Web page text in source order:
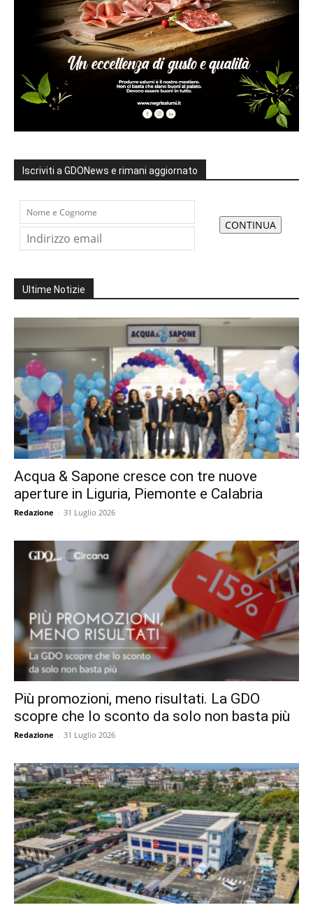
Iscriviti a GDONews e rimani aggiornato
Ultime Notizie
Acqua & Sapone cresce con tre nuove
aperture in Liguria, Piemonte e Calabria
Redazione - 31 Luglio 2026
Più promozioni, meno risultati. La GDO
scopre che lo sconto da solo non basta più
Redazione - 31 Luglio 2026